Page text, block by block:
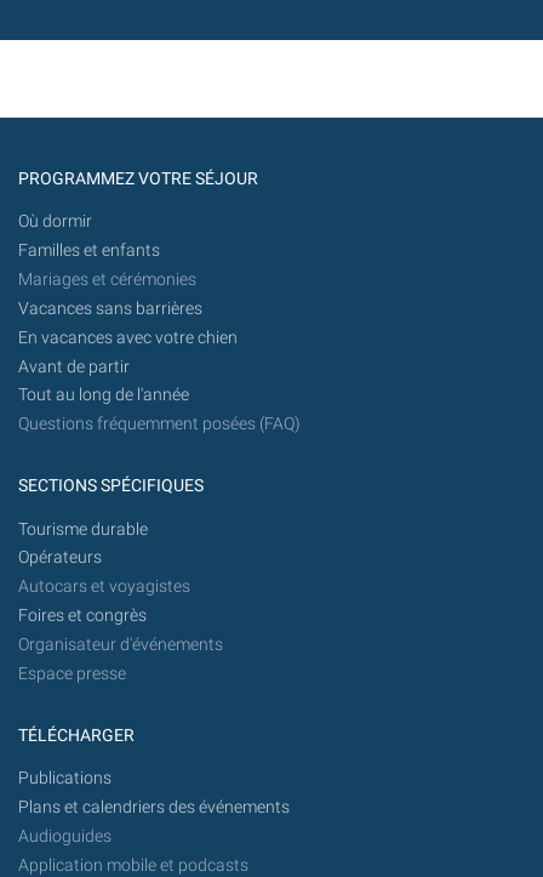
PROGRAMMEZ VOTRE SÉJOUR
Où dormir
Familles et enfants
Mariages et cérémonies
Vacances sans barrières
En vacances avec votre chien
Avant de partir
Tout au long de l'année
Questions fréquemment posées (FAQ)
SECTIONS SPÉCIFIQUES
Tourisme durable
Opérateurs
Autocars et voyagistes
Foires et congrès
Organisateur d'événements
Espace presse
TÉLÉCHARGER
Publications
Plans et calendriers des événements
Audioguides
Application mobile et podcasts